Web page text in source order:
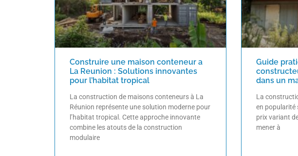
Construire une maison conteneur a
La Reunion : Solutions innovantes
pour l’habitat tropical
La construction de maisons conteneurs à La
Réunion représente une solution moderne pour
l’habitat tropical. Cette approche innovante
combine les atouts de la construction
modulaire
Guide
dans un
La
en popularité
prix variant
mener à